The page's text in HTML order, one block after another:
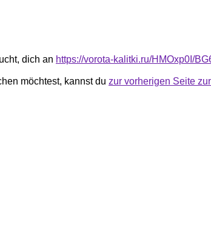
dich an https://vorota-kalitki.ru/HMOxp0I/
möchtest, kannst du zur vorherigen Seite